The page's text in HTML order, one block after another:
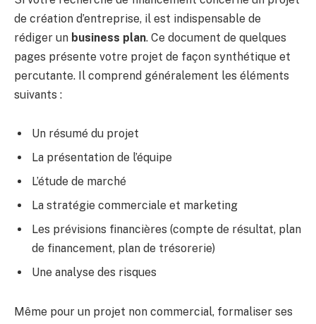
de création d’entreprise, il est indispensable de
rédiger un business plan. Ce document de quelques
pages présente votre projet de façon synthétique et
percutante. Il comprend généralement les éléments
suivants :
Un résumé du projet
La présentation de l’équipe
L’étude de marché
La stratégie commerciale et marketing
Les prévisions financières (compte de résultat, plan
de financement, plan de trésorerie)
Une analyse des risques
Même pour un projet non commercial, formaliser ses